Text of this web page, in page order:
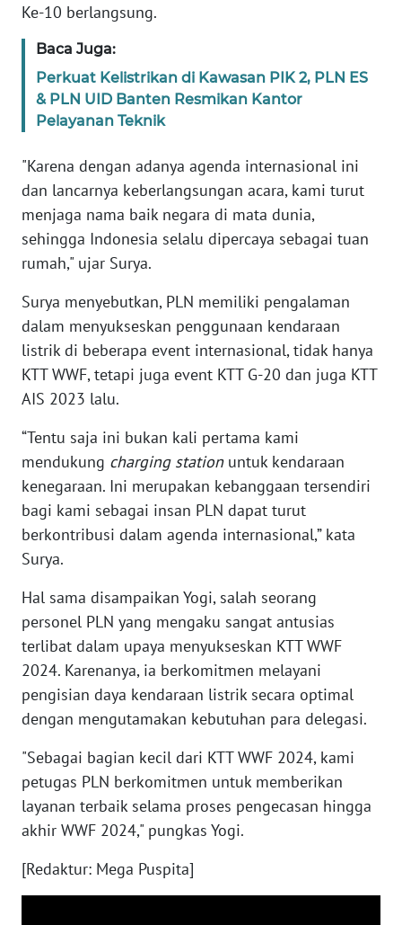
Ke-10 berlangsung.
Baca Juga:
Perkuat Kelistrikan di Kawasan PIK 2, PLN ES
& PLN UID Banten Resmikan Kantor
Pelayanan Teknik
"Karena dengan adanya agenda internasional ini
dan lancarnya keberlangsungan acara, kami turut
menjaga nama baik negara di mata dunia,
sehingga Indonesia selalu dipercaya sebagai tuan
rumah," ujar Surya.
Surya menyebutkan, PLN memiliki pengalaman
dalam menyukseskan penggunaan kendaraan
listrik di beberapa event internasional, tidak hanya
KTT WWF, tetapi juga event KTT G-20 dan juga KTT
AIS 2023 lalu.
“Tentu saja ini bukan kali pertama kami
mendukung charging station untuk kendaraan
kenegaraan. Ini merupakan kebanggaan tersendiri
bagi kami sebagai insan PLN dapat turut
berkontribusi dalam agenda internasional,” kata
Surya.
Hal sama disampaikan Yogi, salah seorang
personel PLN yang mengaku sangat antusias
terlibat dalam upaya menyukseskan KTT WWF
2024. Karenanya, ia berkomitmen melayani
pengisian daya kendaraan listrik secara optimal
dengan mengutamakan kebutuhan para delegasi.
"Sebagai bagian kecil dari KTT WWF 2024, kami
petugas PLN berkomitmen untuk memberikan
layanan terbaik selama proses pengecasan hingga
akhir WWF 2024," pungkas Yogi.
[Redaktur: Mega Puspita]
SULTENG
WN
SULBAR
WN
BABEL
WN
SUMBAR
WN
SUMSEL
WN
BENGKULU
WN
LAMPUNG
WN
JATENG
WN
JOGJA
WN
JATIM
WN
BALI
WN
WN